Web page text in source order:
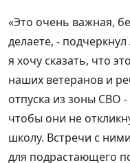
«Это очень важная,
делаете, -
я хочу сказать, что
наших ветеранов и
отпуска из зоны СВО
чтобы они не
школу. Встречи с
для подрастающего